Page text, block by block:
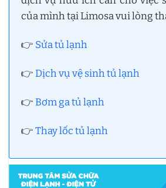
của mình tại Limosa vui lòng
👉 Sửa tủ lạnh
👉Dịch vụ vệ sinh tủ lạnh
👉Bơm ga tủ lạnh
👉Thay lốc tủ lạnh